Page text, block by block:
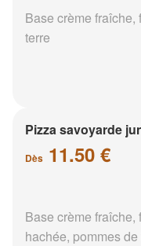
Base crème fraîche,
terre
Pizza savoyarde
Dès 11.50 €
Base crème
hachée, pommes de